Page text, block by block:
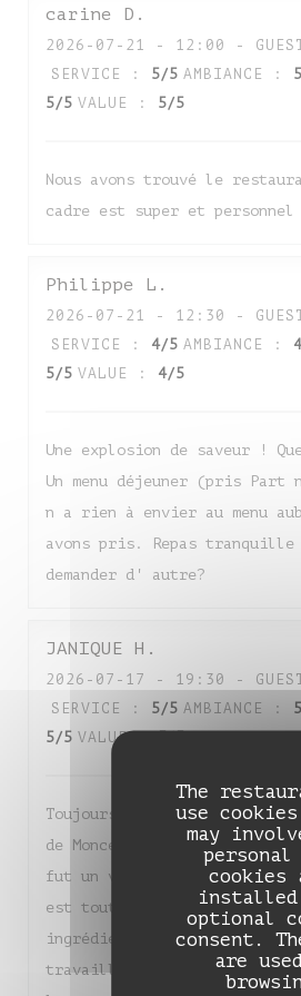
The
use
may
cookies
optional
consent.
are
carine D
2026-07-21
- 12:00 -
SERVICE
: 5/5 AMBIANCE : 5
5/5 VALUE : 5/5
Nous avons trouvé le
cadre est super et personnel
Philippe L
2026-07-21
- 12:30 -
SERVICE
: 4/5 AMBIANCE : 4
5/5 VALUE : 4/5
Une explosion de saveur !
Un menu déjeuner (pris
n a rien à envier au menu
avons pris. Repas tranquille
demander d' autre?
JANIQUE H
2026-07-17
- 19:30 -
SERVICE
: 5/5 AMBIANCE : 5
5/5 VALUE:
Toujours enchantée de ma
de Monceaux ! Du début à
fut un véritable régal. La
est tout simplement
ingrédients locaux et de
travaillés avec une finesse